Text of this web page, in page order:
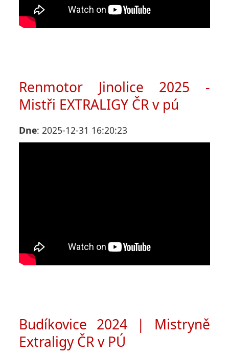
Renmotor Jinolice 2025 -
Mistři EXTRALIGY ČR v pú
Dne: 2025-12-31 16:20:23
Budíkovice 2024 | Mistryně
Extraligy ČR v PÚ